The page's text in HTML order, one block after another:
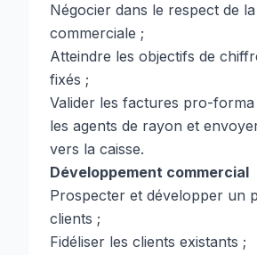
Négocier dans le respect de
commerciale ;
Atteindre les objectifs de
fixés ;
Valider les factures pro-forma
les agents de rayon et
vers la caisse.
Développement commercial
Prospecter et développer un
clients ;
Fidéliser les clients existants ;